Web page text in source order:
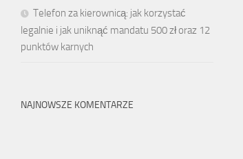
Telefon za kierownicą: jak korzystać
legalnie i jak uniknąć mandatu 500 zł oraz 12
punktów karnych
NAJNOWSZE KOMENTARZE